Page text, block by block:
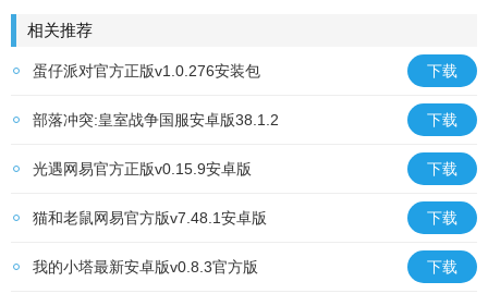
相关推荐
蛋仔派对官方正版v1.0.276安装包 下载
部落冲突:皇室战争国服安卓版38.1.2 下载
光遇网易官方正版v0.15.9安卓版 下载
猫和老鼠网易官方版v7.48.1安卓版 下载
我的小塔最新安卓版v0.8.3官方版 下载